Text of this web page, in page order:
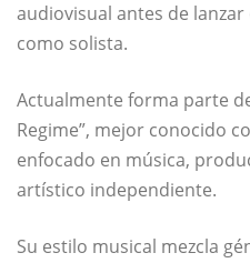
audiovisual antes de
como solista.
Actualmente forma parte
Regime”, mejor conocido
enfocado en música,
artístico independiente.
Su estilo musical mezcla